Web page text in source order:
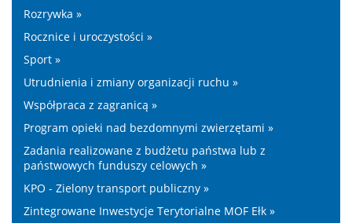
Rozrywka »
Rocznice i uroczystości »
Sport »
Utrudnienia i zmiany organizacji ruchu »
Współpraca z zagranicą »
Program opieki nad bezdomnymi zwierzętami »
Zadania realizowane z budżetu państwa lub z
państwowych funduszy celowych »
KPO - Zielony transport publiczny »
Zintegrowane Inwestycje Terytorialne MOF Ełk »